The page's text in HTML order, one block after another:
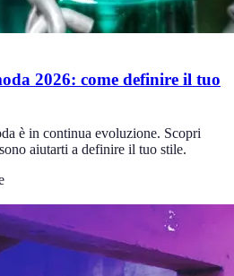
2026: come definire il tuo
è in continua evoluzione. Scopri
aiutarti a definire il tuo stile.